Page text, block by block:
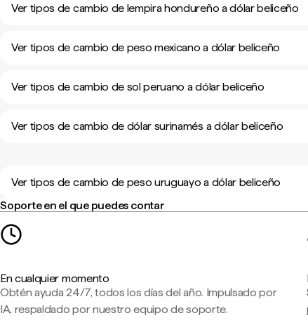
Ver tipos de cambio de lempira hondureño a dólar beliceño
Ver tipos de cambio de peso mexicano a dólar beliceño
Ver tipos de cambio de sol peruano a dólar beliceño
Ver tipos de cambio de dólar surinamés a dólar beliceño
Ver tipos de cambio de peso uruguayo a dólar beliceño
Soporte en el que puedes contar
En cualquier momento
Obtén ayuda 24/7, todos los días del año. Impulsado por
IA, respaldado por nuestro equipo de soporte.